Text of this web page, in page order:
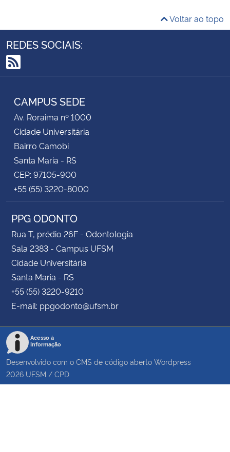
Voltar ao topo
REDES SOCIAIS:
RSS
CAMPUS SEDE
Av. Roraima nº 1000
Cidade Universitária
Bairro Camobi
Santa Maria - RS
CEP: 97105-900
+55 (55) 3220-8000
PPG ODONTO
Rua T, prédio 26F - Odontologia
Sala 2383 - Campus UFSM
Cidade Universitária
Santa Maria - RS
+55 (55) 3220-9210
E-mail: ppgodonto@ufsm.br
Acesso à
Informação
Desenvolvido com o CMS de código aberto Wordpress
2026 UFSM / CPD